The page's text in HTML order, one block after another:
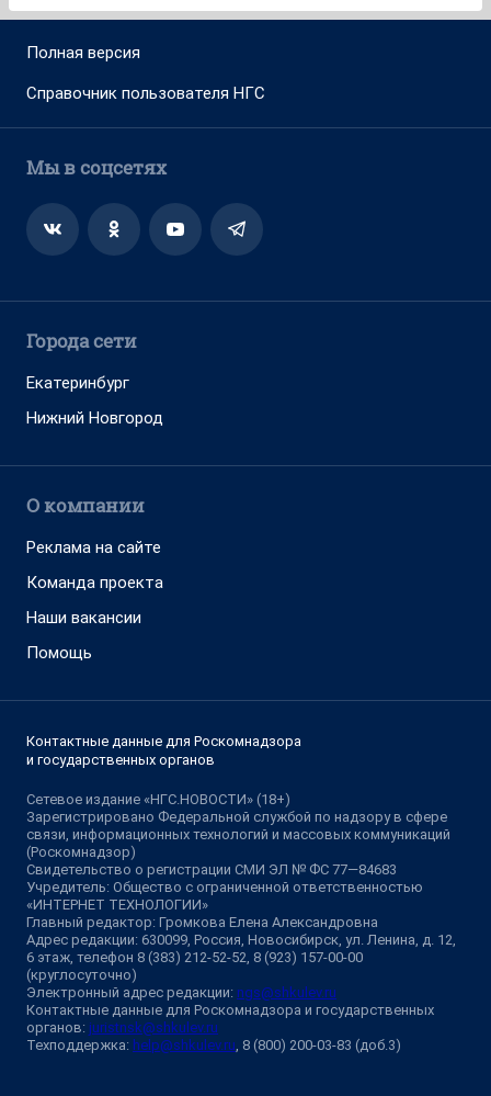
Полная версия
Справочник пользователя НГС
Мы в соцсетях
Города сети
Екатеринбург
Нижний Новгород
О компании
Реклама на сайте
Команда проекта
Наши вакансии
Помощь
Контактные данные для Роскомнадзора
и государственных органов
Сетевое издание «НГС.НОВОСТИ» (18+)
Зарегистрировано Федеральной службой по надзору в сфере
связи, информационных технологий и массовых коммуникаций
(Роскомнадзор)
Свидетельство о регистрации СМИ ЭЛ № ФС 77—84683
Учредитель: Общество с ограниченной ответственностью
«ИНТЕРНЕТ ТЕХНОЛОГИИ»
Главный редактор: Громкова Елена Александровна
Адрес редакции: 630099, Россия, Новосибирск, ул. Ленина, д. 12,
6 этаж, телефон 8 (383) 212-52-52, 8 (923) 157-00-00
(круглосуточно)
Электронный адрес редакции: ngs@shkulev.ru
Контактные данные для Роскомнадзора и государственных
органов: juristnsk@shkulev.ru
Техподдержка: help@shkulev.ru, 8 (800) 200-03-83 (доб.3)